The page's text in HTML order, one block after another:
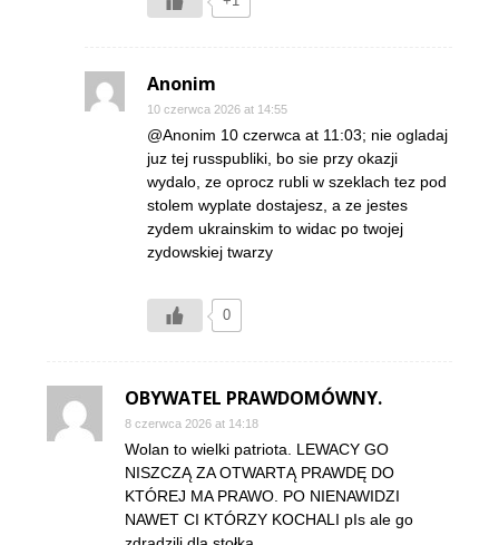
Anonim
10 czerwca 2026 at 14:55
@Anonim 10 czerwca at 11:03; nie ogladaj
juz tej russpubliki, bo sie przy okazji
wydalo, ze oprocz rubli w szeklach tez pod
stolem wyplate dostajesz, a ze jestes
zydem ukrainskim to widac po twojej
zydowskiej twarzy
0
OBYWATEL PRAWDOMÓWNY.
8 czerwca 2026 at 14:18
Wolan to wielki patriota. LEWACY GO
NISZCZĄ ZA OTWARTĄ PRAWDĘ DO
KTÓREJ MA PRAWO. PO NIENAWIDZI
NAWET CI KTÓRZY KOCHALI pIs ale go